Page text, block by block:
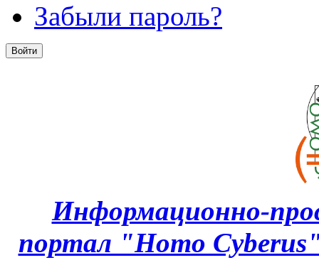
Забыли пароль?
Информационно-
портал "Homo